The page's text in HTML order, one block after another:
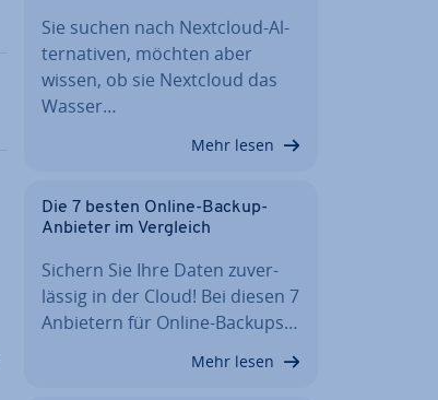
Sie suchen nach Nextcloud-Al­
ter­na­ti­ven, möchten aber
wissen, ob sie Nextcloud das
Wasser…
Mehr lesen
Die 7 besten Online-Backup-
Anbieter im Vergleich
Sichern Sie Ihre Daten zu­ver­
läs­sig in der Cloud! Bei diesen 7
Anbietern für Online-Backups…
Mehr lesen